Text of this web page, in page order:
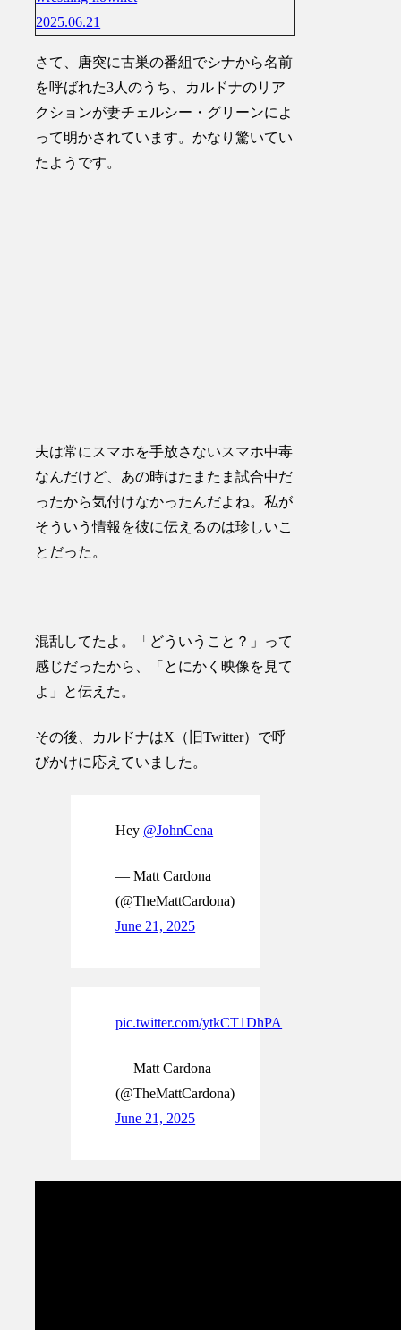
2025.06.21
さて、唐突に古巣の番組でシナから名前
を呼ばれた3人のうち、カルドナのリア
クションが妻チェルシー・グリーンによ
って明かされています。かなり驚いてい
たようです。
夫は常にスマホを手放さないスマホ中毒
なんだけど、あの時はたまたま試合中だ
ったから気付けなかったんだよね。私が
そういう情報を彼に伝えるのは珍しいこ
とだった。
混乱してたよ。「どういうこと？」って
感じだったから、「とにかく映像を見て
よ」と伝えた。
その後、カルドナはX（旧Twitter）で呼
びかけに応えていました。
Hey @JohnCena
— Matt Cardona
(@TheMattCardona)
June 21, 2025
pic.twitter.com/ytkCT1DhPA
— Matt Cardona
(@TheMattCardona)
June 21, 2025